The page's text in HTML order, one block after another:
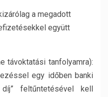
a megadott
együtt
távoktatási tanfolyamra):
egy időben banki
díj” feltűntetésével kell